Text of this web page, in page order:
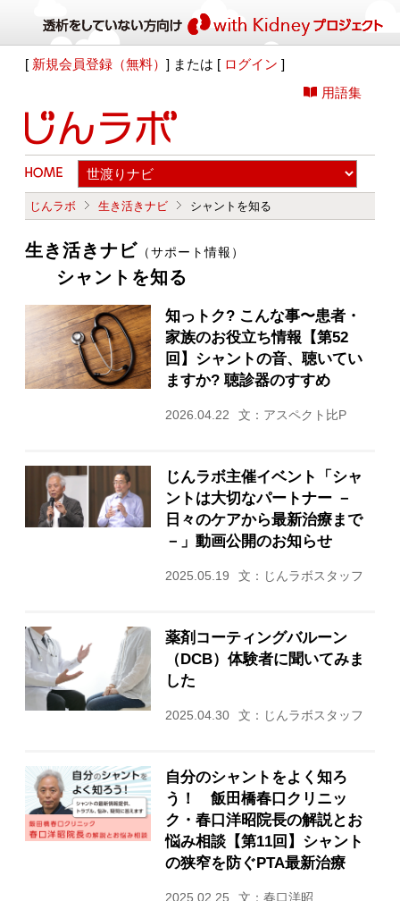
[ 新規会員登録（無料）] または [ ログイン ]
用語集
じんラボ 生き活きナビ シャントを知る
生き活きナビ （サポート情報）
シャントを知る
知っトク? こんな事〜患者・
家族のお役立ち情報【第52
回】シャントの音、聴いてい
ますか? 聴診器のすすめ
2026.04.22 文：アスペクト比P
じんラボ主催イベント「シャ
ントは大切なパートナー －
日々のケアから最新治療まで
－」動画公開のお知らせ
2025.05.19 文：じんラボスタッフ
薬剤コーティングバルーン
（DCB）体験者に聞いてみま
した
2025.04.30 文：じんラボスタッフ
自分のシャントをよく知ろ
う！ 飯田橋春口クリニッ
ク・春口洋昭院長の解説とお
悩み相談【第11回】シャント
の狭窄を防ぐPTA最新治療
2025.02.25 文：春口洋昭